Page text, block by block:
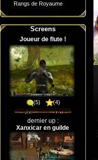
Rangs de Royaume
Screens
Joueur de flute !
(5) (4)
dernier up :
Xanxicar en guilde